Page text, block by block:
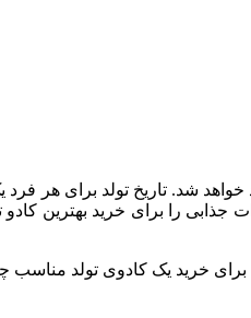
شد. تاریخ تولد برای هر
را برای خرید بهترین کادو
برای خرید یک کادوی تولد